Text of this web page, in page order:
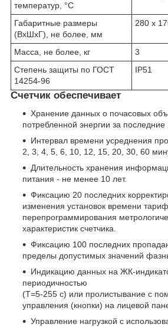
температур, °С
Габаритные размеры
(ВхШхГ), не более, мм
280 x
Масса, не более, кг
3
Степень защиты по ГОСТ
14254-96
IP51
Счетчик обеспечивает
Хранение данных о почасовых
потребленной энергии за последние
Интервал времени усреднения
2, 3, 4, 5, 6, 10, 12, 15, 20, 30, 60
Длительность хранения
питания - не менее 10 лет.
Фиксацию 20 последних
изменения установок времени
перепрограммирования
характеристик счетчика.
Фиксацию 100 последних
пределы допустимых значений
Индикацию данных на ЖК-
периодичностью
(Т=5-255 с) или пролистывание с
управления (кнопки) на лицевой
Управление нагрузкой с